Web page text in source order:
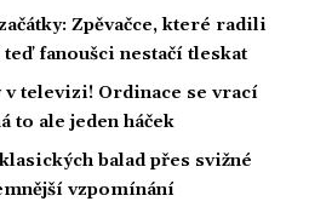
Zpěvačce, které radili
fanoušci nestačí tleskat
v televizi! Ordinace se vrací
to ale jeden háček
balad přes svižné
vzpomínání